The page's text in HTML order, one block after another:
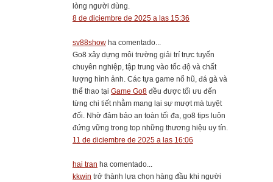
lòng người dùng.
8 de diciembre de 2025 a las 15:36
sv88show ha comentado...
Go8 xây dựng môi trường giải trí trực tuyến
chuyên nghiệp, tập trung vào tốc độ và chất
lượng hình ảnh. Các tựa game nổ hũ, đá gà và
thể thao tại Game Go8 đều được tối ưu đến
từng chi tiết nhằm mang lại sự mượt mà tuyệt
đối. Nhờ đảm bảo an toàn tối đa, go8 tips luôn
đứng vững trong top những thương hiệu uy tín.
11 de diciembre de 2025 a las 16:06
hai tran ha comentado...
kkwin trở thành lựa chọn hàng đầu khi người